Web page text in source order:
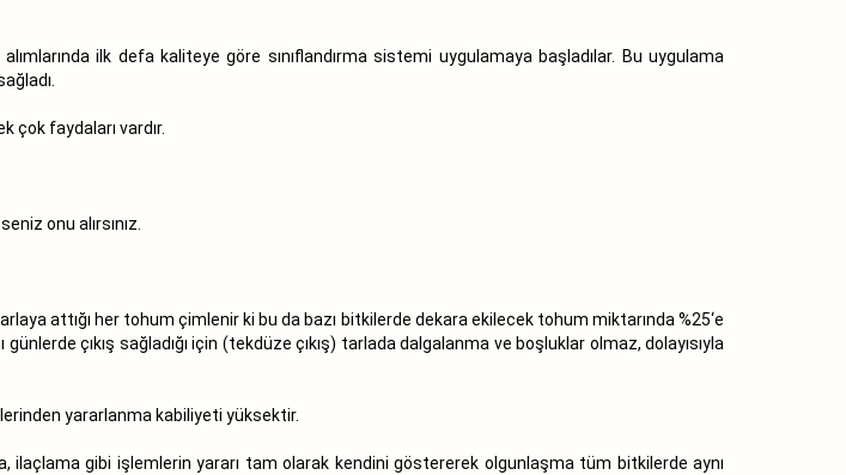
ilk defa kaliteye göre sınıflandırma sistemi uygulamaya başladılar. Bu uygulama
çok faydaları vardır.
onu alırsınız.
attığı her tohum çimlenir ki bu da bazı bitkilerde dekara ekilecek tohum miktarında %25‘e
çıkış sağladığı için (tekdüze çıkış) tarlada dalgalanma ve boşluklar olmaz, dolayısıyla
yararlanma kabiliyeti yüksektir.
ilaçlama gibi işlemlerin yararı tam olarak kendini göstererek olgunlaşma tüm bitkilerde aynı